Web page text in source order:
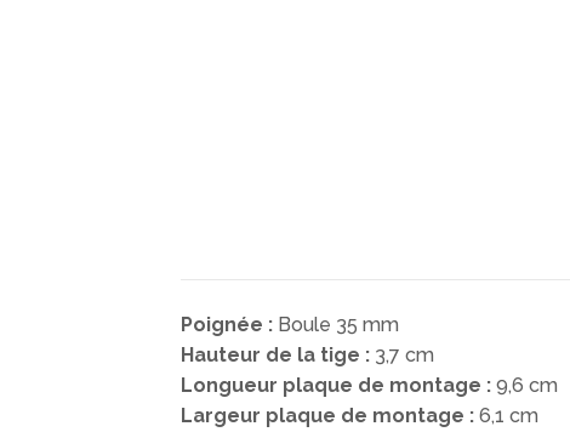
Poignée : Boule 35 mm
Hauteur de la tige : 3,7 cm
Longueur plaque de montage :9,6 cm
Largeur plaque de montage :6,1 cm